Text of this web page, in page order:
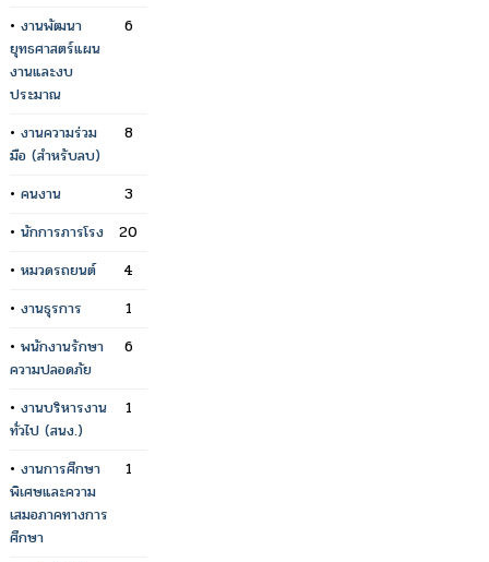
• งานพัฒนา
ยุทธศาสตร์แผน
งานและงบ
ประมาณ
6
• งานความร่วม
มือ (สำหรับลบ)
8
• คนงาน
3
• นักการภารโรง
20
• หมวดรถยนต์
4
• งานธุรการ
1
• พนักงานรักษา
ความปลอดภัย
6
• งานบริหารงาน
ทั่วไป (สนง.)
1
• งานการศึกษา
พิเศษและความ
เสมอภาคทางการ
ศึกษา
1